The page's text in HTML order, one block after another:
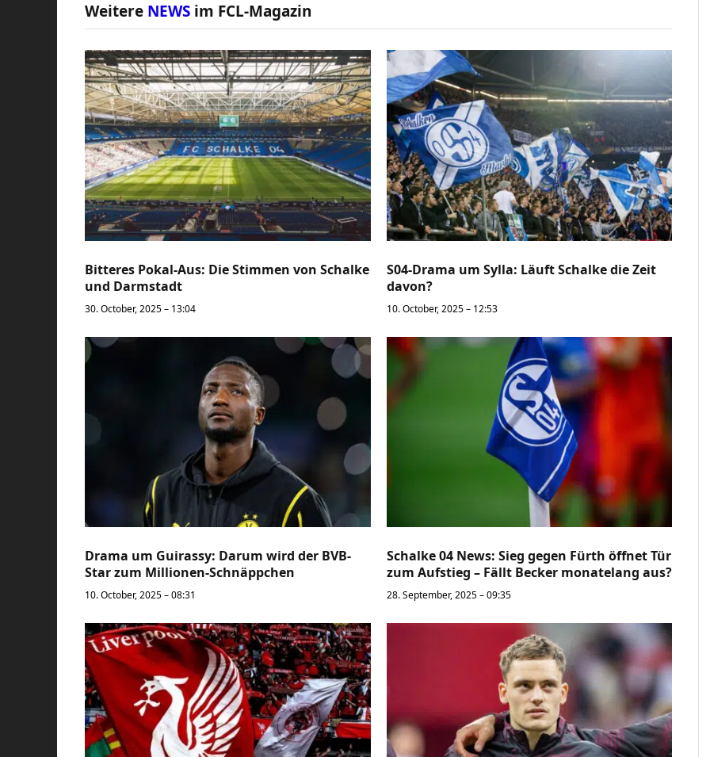
Weitere NEWS im FCL-Magazin
Bitteres Pokal-Aus: Die Stimmen von Schalke
und Darmstadt
30. October, 2025 – 13:04
S04-Drama um Sylla: Läuft Schalke die Zeit
davon?
10. October, 2025 – 12:53
Drama um Guirassy: Darum wird der BVB-
Star zum Millionen-Schnäppchen
10. October, 2025 – 08:31
Schalke 04 News: Sieg gegen Fürth öffnet Tür
zum Aufstieg – Fällt Becker monatelang aus?
28. September, 2025 – 09:35